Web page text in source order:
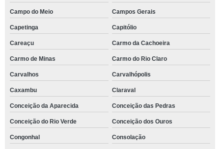
Campo do Meio Campos Gerais
Capetinga Capitólio
Careaçu Carmo da Cachoeira
Carmo de Minas Carmo do Rio Claro
Carvalhos Carvalhópolis
Caxambu Claraval
Conceição da Aparecida Conceição das Pedras
Conceição do Rio Verde Conceição dos Ouros
Congonhal Consolação